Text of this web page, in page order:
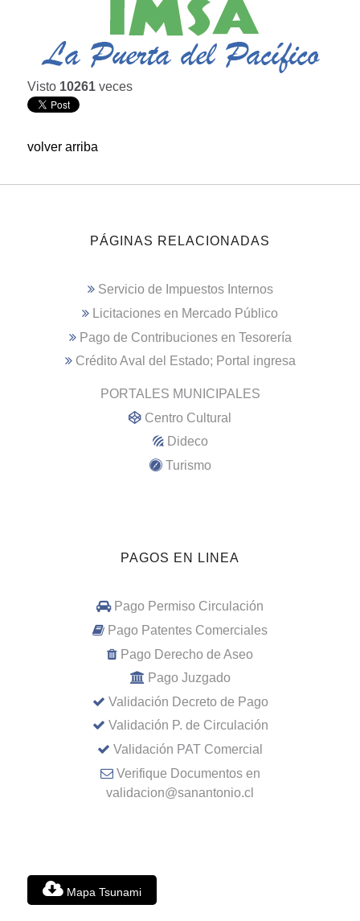
Visto 10261 veces
volver arriba
PÁGINAS RELACIONADAS
Servicio de Impuestos Internos
Licitaciones en Mercado Público
Pago de Contribuciones en Tesorería
Crédito Aval del Estado; Portal ingresa
PORTALES MUNICIPALES
Centro Cultural
Dideco
Turismo
PAGOS EN LINEA
Pago Permiso Circulación
Pago Patentes Comerciales
Pago Derecho de Aseo
Pago Juzgado
Validación Decreto de Pago
Validación P. de Circulación
Validación PAT Comercial
Verifique Documentos en
validacion@sanantonio.cl
Mapa Tsunami